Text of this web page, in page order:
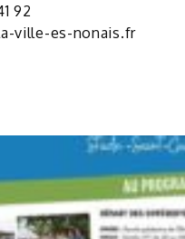
92
ville-es-nonais.fr